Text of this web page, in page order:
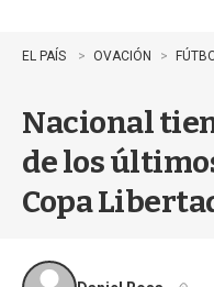
EL PAÍS OVACIÓN
Nacional
de los
Copa